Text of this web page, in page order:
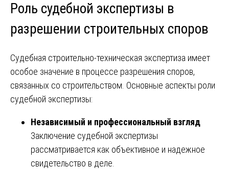
Роль судебной экспертизы в
разрешении строительных споров
Судебная строительно-техническая экспертиза имеет
особое значение в процессе разрешения споров,
связанных со строительством. Основные аспекты роли
судебной экспертизы:
Независимый и профессиональный взгляд
Заключение судебной экспертизы
рассматривается как объективное и надежное
свидетельство в деле.